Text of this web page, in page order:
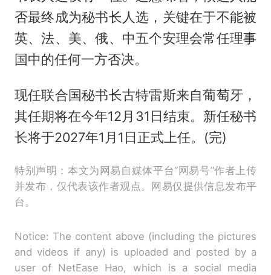
否最终成为秘书长人选，关键在于不能被
英、法、美、俄、中五个安理会常任理事
国中的任何一方否决。
现任联合国秘书长古特雷斯来自葡萄牙，
其任期将在今年12月31日结束。新任秘书
长将于2027年1月1日正式上任。(完)
特别声明：本文为网易自媒体平台“网易号”作者上传
并发布，仅代表该作者观点。网易仅提供信息发布平
台。
Notice: The content above (including the pictures
and videos if any) is uploaded and posted by a
user of NetEase Hao, which is a social media